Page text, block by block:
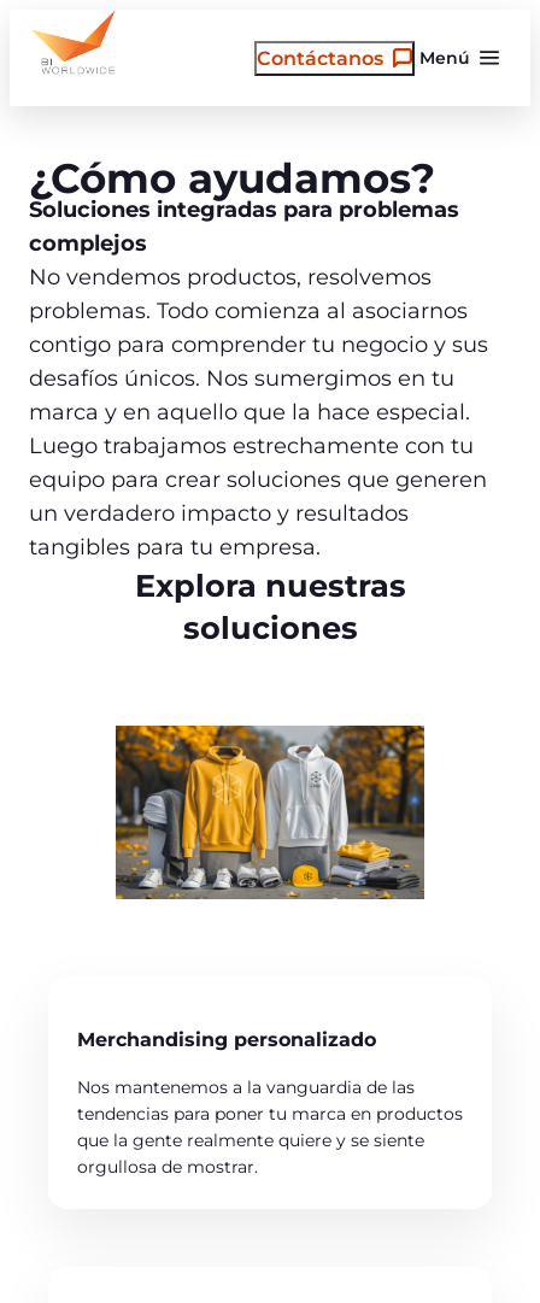
Menú
Contáctanos
¿Cómo ayudamos?
Soluciones integradas para problemas
complejos
No vendemos productos, resolvemos
problemas. Todo comienza al asociarnos
contigo para comprender tu negocio y sus
desafíos únicos. Nos sumergimos en tu
marca y en aquello que la hace especial.
Luego trabajamos estrechamente con tu
equipo para crear soluciones que generen
un verdadero impacto y resultados
tangibles para tu empresa.
Explora nuestras
soluciones
Merchandising personalizado
Nos mantenemos a la vanguardia de las
tendencias para poner tu marca en productos
que la gente realmente quiere y se siente
orgullosa de mostrar.